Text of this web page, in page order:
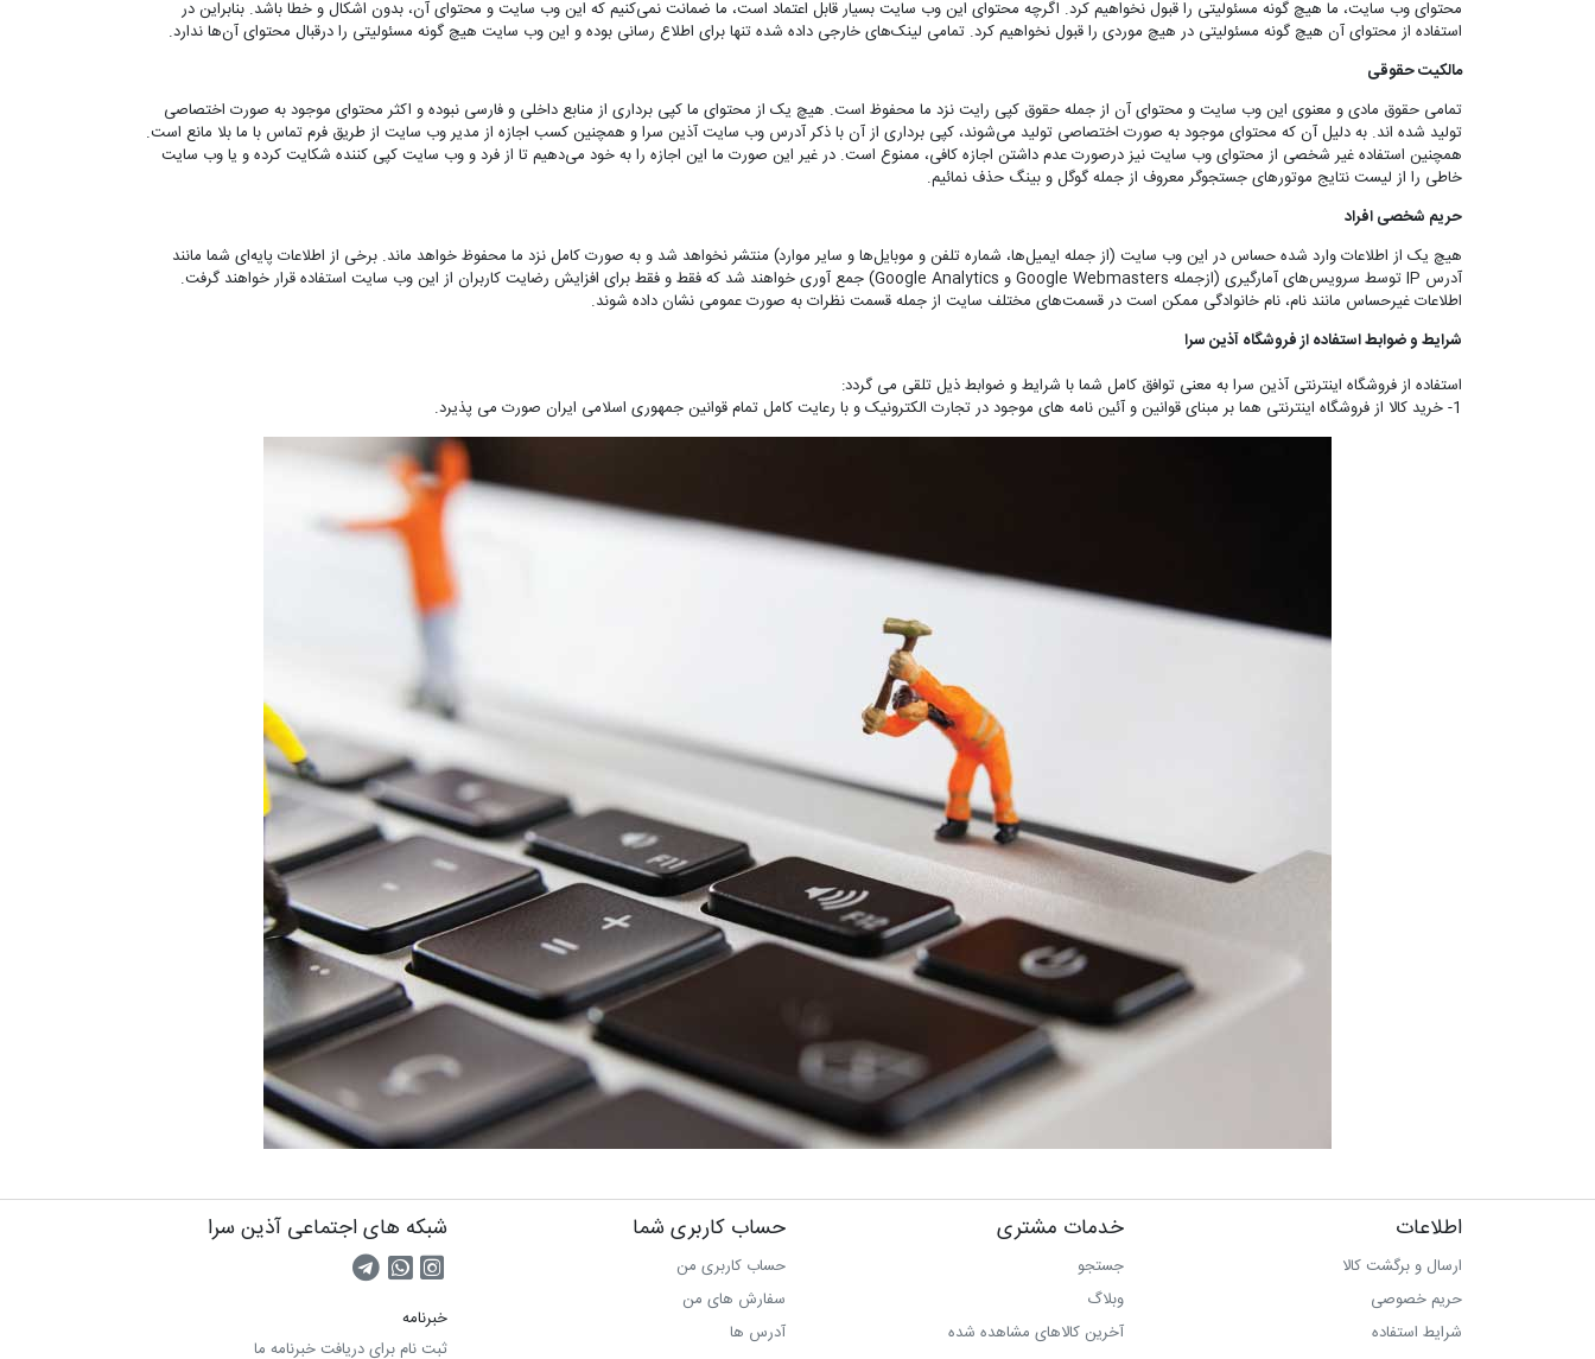
محتوای وب سایت، ما هیچ گونه مسئولیتی را قبول نخواهیم کرد. اگرچه محتوای این وب سایت بسیار قابل اعتماد است، ما ضمانت نمی‌کنیم که این وب سایت و محتوای آن، بدون اشکال و خطا باشد. بنابراین در
استفاده از محتوای آن هیچ گونه مسئولیتی در هیچ موردی را قبول نخواهیم کرد. تمامی لینک‌های خارجی داده شده تنها برای اطلاع رسانی بوده و این وب سایت هیچ گونه مسئولیتی را درقبال محتوای آن‌ها ندارد.
مالکیت حقوقی
تمامی حقوق مادی و معنوی این وب سایت و محتوای آن از جمله حقوق کپی رایت نزد ما محفوظ است. هیچ یک از محتوای ما کپی برداری از منابع داخلی و فارسی نبوده و اکثر محتوای موجود به صورت اختصاصی
تولید شده اند. به دلیل آن که محتوای موجود به صورت اختصاصی تولید می‌شوند، کپی برداری از آن با ذکر آدرس وب سایت آذین سرا و همچنین کسب اجازه از مدیر وب سایت از طریق فرم تماس با ما بلا مانع است.
همچنین استفاده غیر شخصی از محتوای وب سایت نیز درصورت عدم داشتن اجازه کافی، ممنوع است. در غیر این صورت ما این اجازه را به خود می‌دهیم تا از فرد و وب سایت کپی کننده شکایت کرده و یا وب سایت
خاطی را از لیست نتایج موتورهای جستجوگر معروف از جمله گوگل و بینگ حذف نمائیم.
حریم شخصی افراد
هیچ یک از اطلاعات وارد شده حساس در این وب سایت (از جمله ایمیل‌ها، شماره تلفن و موبایل‌ها و سایر موارد) منتشر نخواهد شد و به صورت کامل نزد ما محفوظ خواهد ماند. برخی از اطلاعات پایه‌ای شما مانند
آدرس IP توسط سرویس‌های آمارگیری (ازجمله Google Webmasters و Google Analytics) جمع آوری خواهند شد که فقط و فقط برای افزایش رضایت کاربران از این وب سایت استفاده قرار خواهند گرفت.
اطلاعات غیرحساس مانند نام، نام خانوادگی ممکن است در قسمت‌های مختلف سایت از جمله قسمت نظرات به صورت عمومی نشان داده شوند.
شرایط و ضوابط استفاده از فروشگاه آذین سرا
استفاده از فروشگاه اینترنتی آذین سرا به معنی توافق کامل شما با شرایط و ضوابط ذیل تلقی می گردد:
1- خرید کالا از فروشگاه اینترنتی هما بر مبنای قوانین و آئین نامه های موجود در تجارت الکترونیک و با رعایت کامل تمام قوانین جمهوری اسلامی ایران صورت می پذیرد.
اطلاعات
ارسال و برگشت کالا
حریم خصوصی
شرایط استفاده
خدمات مشتری
جستجو
وبلاگ
آخرین کالاهای مشاهده شده
حساب کاربری شما
حساب کاربری من
سفارش های من‎
آدرس ها
شبکه های اجتماعی آذین سرا
صفحه اینستاگرام
تماس با واتس اپ
کانال تلگرام
خبرنامه
ثبت نام برای دریافت خبرنامه ما